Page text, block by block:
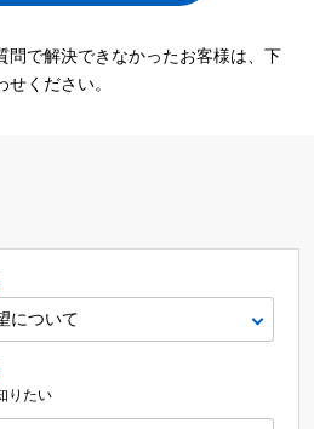
問で解決できなかったお客様は、下
ください。
りたい